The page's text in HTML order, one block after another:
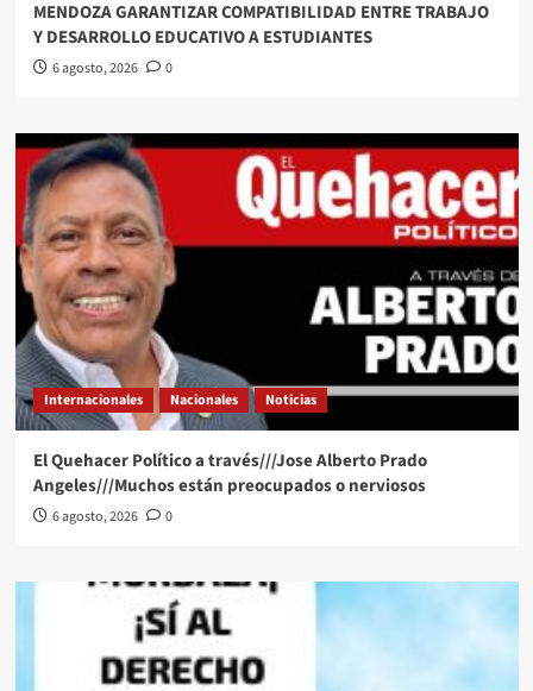
MENDOZA GARANTIZAR COMPATIBILIDAD ENTRE TRABAJO
Y DESARROLLO EDUCATIVO A ESTUDIANTES
6 agosto, 2026 0
Internacionales Nacionales Noticias
El Quehacer Político a través///Jose Alberto Prado
Angeles///Muchos están preocupados o nerviosos
6 agosto, 2026 0